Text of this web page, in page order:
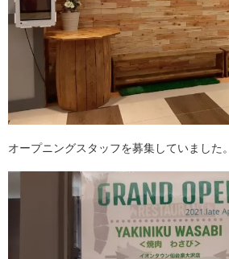
オープニングスタッフを募集していました。